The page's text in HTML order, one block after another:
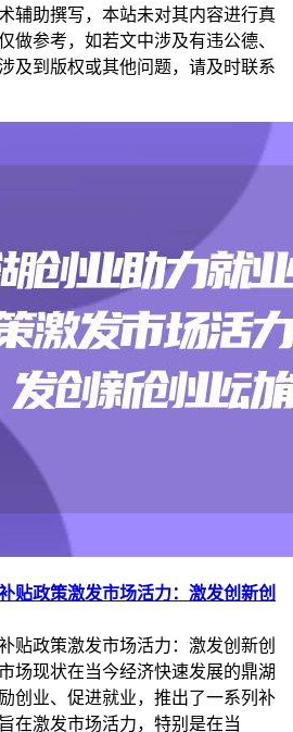
辅助撰写，本站未对其内容进行真
做参考，如若文中涉及有违公德、
及到版权或其他问题，请及时联系
贴政策激发市场活力：激发创新创
贴政策激发市场活力：激发创新创
场现状在当今经济快速发展的鼎湖
创业、促进就业，推出了一系列补
在激发市场活力，特别是在当